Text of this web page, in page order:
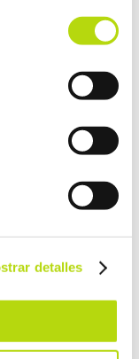
detalles
adulto pollo pate
1,75 €